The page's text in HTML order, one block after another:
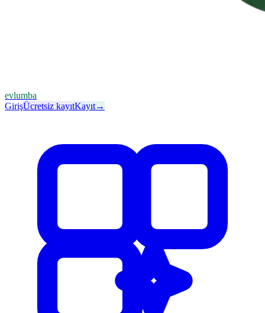
evlumba
GirişÜcretsiz kayıtKayıt→